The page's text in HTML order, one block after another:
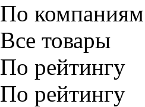
По компаниям
Все товары
По рейтингу
По рейтингу